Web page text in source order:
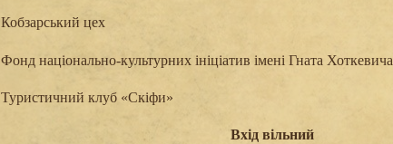
Кобзарський цех
Фонд національно-культурних ініціатив імені Гната Хоткевича
Туристичний клуб «Скіфи»
Вхід вільний